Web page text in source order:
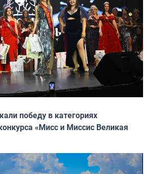
победу в категориях
«Мисс и Миссис Великая